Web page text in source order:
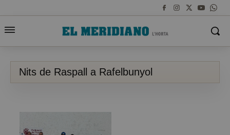
Nits de Raspall a Rafelbunyol